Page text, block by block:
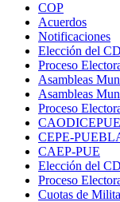
COP
Acuerdos
Notificaciones
Elección del
Proceso
Asambleas
Asambleas
Proceso
CAODICEPUE
CEPE-
CAEP-PUE
Elección del
Proceso
Cuotas de